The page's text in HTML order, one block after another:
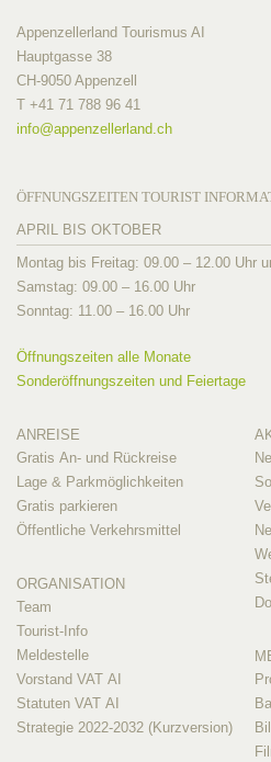
Appenzellerland Tourismus AI
Hauptgasse 38
CH-9050 Appenzell
T +41 71 788 96 41
info@appenzellerland.ch
ÖFFNUNGSZEITEN TOURIST
APRIL BIS OKTOBER
Montag bis Freitag: 09.00 – 12.00 Uhr
Samstag: 09.00 – 16.00 Uhr
Sonntag: 11.00 – 16.00 Uhr
Öffnungszeiten alle Monate
Sonderöffnungszeiten und Feiertage
ANREISE
Gratis An- und Rückreise
Lage & Parkmöglichkeiten
Gratis parkieren
Öffentliche Verkehrsmittel
ORGANISATION
Team
Tourist-Info
Meldestelle
Vorstand VAT AI
Statuten VAT AI
Strategie 2022-2032 (Kurzversion)